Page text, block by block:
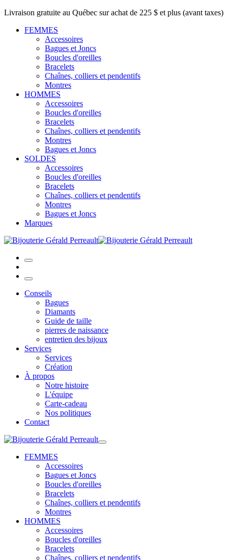
Livraison gratuite au Québec sur achat de 225 $ et plus (avant taxes)
FEMMES
Accessoires
Bagues et Joncs
Boucles d'oreilles
Bracelets
Chaînes, colliers et pendentifs
Montres
HOMMES
Accessoires
Boucles d'oreilles
Bracelets
Chaînes, colliers et pendentifs
Montres
Bagues et Joncs
SOLDES
Accessoires
Boucles d'oreilles
Bracelets
Chaînes, colliers et pendentifs
Montres
Bagues et Joncs
Marques
Conseils
Bagues
Diamants
Guide de taille
pierres de naissance
entretien des bijoux
Services
Services
Création
À propos
Notre histoire
L'équipe
Carte-cadeau
Nos politiques
Contact
FEMMES
Accessoires
Bagues et Joncs
Boucles d'oreilles
Bracelets
Chaînes, colliers et pendentifs
Montres
HOMMES
Accessoires
Boucles d'oreilles
Bracelets
Chaînes, colliers et pendentifs